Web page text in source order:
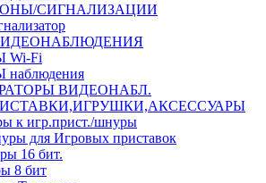
СИГНАЛИЗАЦИИ
ВИДЕОНАБЛЮДЕНИЯ
Fi
ВИДЕОНАБЛ.
к игр.прист./шнуры
для Игровых приставок
16 бит.
8 бит